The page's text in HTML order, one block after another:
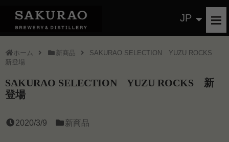
JP
ホーム 新商品
SAKURAO SELECTION YUZU ROCKS
新登場
SAKURAO SELECTION YUZU ROCKS 新
登場
2020/3/9 新商品